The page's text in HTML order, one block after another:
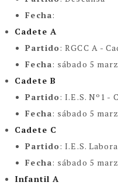
Fecha:
Cadete A
Partido:RGCC A -
Fecha: sábado 5
Cadete B
Partido:I.E.S. Nº1 -
Fecha: sábado 5
Cadete C
Partido:I.E.S.
Fecha: sábado 5
Infantil A